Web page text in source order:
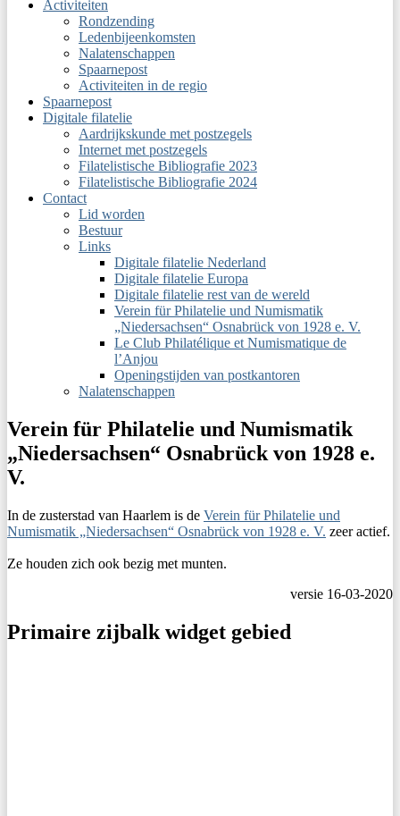
Activiteiten
Rondzending
Ledenbijeenkomsten
Nalatenschappen
Spaarnepost
Activiteiten in de regio
Spaarnepost
Digitale filatelie
Aardrijkskunde met postzegels
Internet met postzegels
Filatelistische Bibliografie 2023
Filatelistische Bibliografie 2024
Contact
Lid worden
Bestuur
Links
Digitale filatelie Nederland
Digitale filatelie Europa
Digitale filatelie rest van de wereld
Verein für Philatelie und Numismatik
„Niedersachsen“ Osnabrück von 1928 e. V.
Le Club Philatélique et Numismatique de
l’Anjou
Openingstijden van postkantoren
Nalatenschappen
Verein für Philatelie und Numismatik
„Niedersachsen“ Osnabrück von 1928 e.
V.
In de zusterstad van Haarlem is de Verein für Philatelie und
Numismatik „Niedersachsen“ Osnabrück von 1928 e. V. zeer actief.
Ze houden zich ook bezig met munten.
versie 16-03-2020
Primaire zijbalk widget gebied